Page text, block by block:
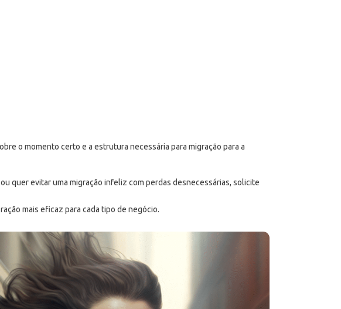
o momento certo e a estrutura necessária para migração para a
quer evitar uma migração infeliz com perdas desnecessárias, solicite
mais eficaz para cada tipo de negócio.